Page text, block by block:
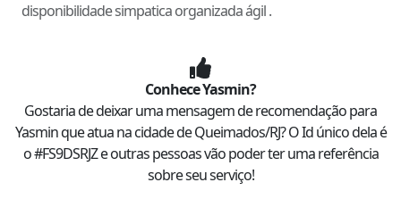
disponibilidade simpatica organizada ágil .
ConheceYasmin?
Gostaria de deixar uma mensagem de recomendação para
Yasminque atua na cidade deQueimados/RJ? O Id único dela é
o #FS9DSRJZe outras pessoas vão poder ter uma referência
sobre seu serviço!